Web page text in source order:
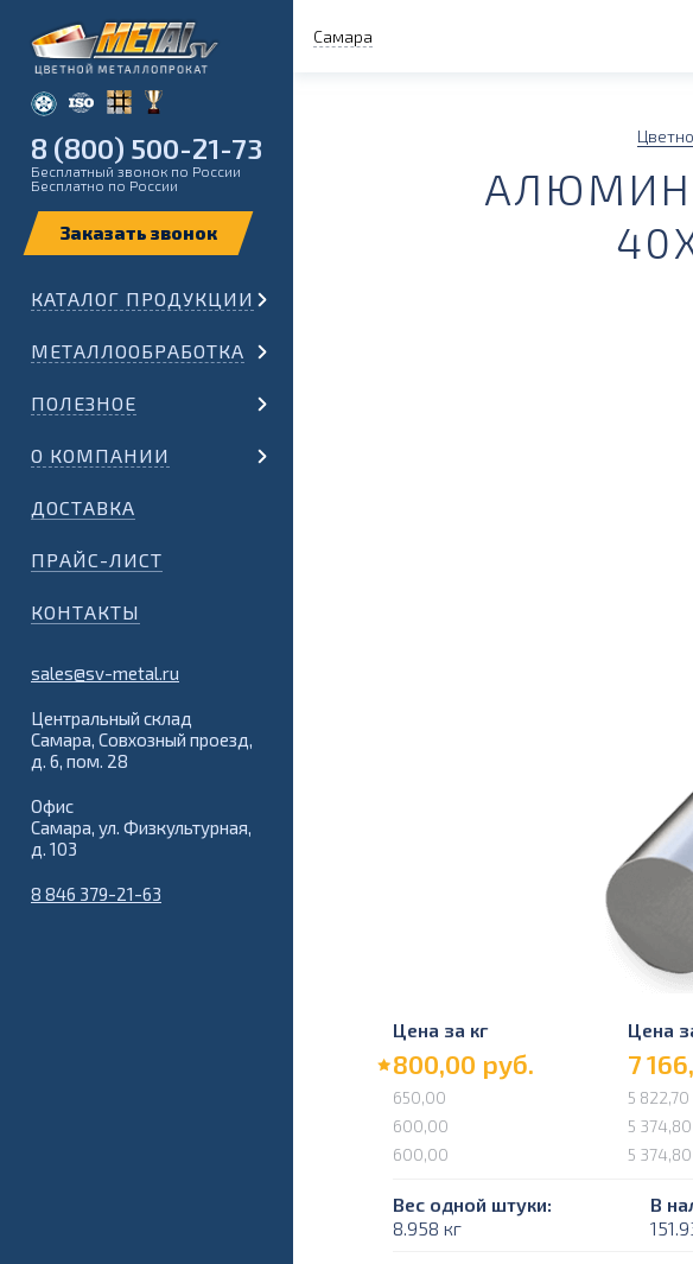
Самара
8 (800) 500-21-73
Бесплатный звонок по России
Бесплатно по России
КАТАЛОГ ПРОДУКЦИИ
МЕТАЛЛООБРАБОТКА
ПОЛЕЗНОЕ
О КОМПАНИИ
ДОСТАВКА
ПРАЙС-ЛИСТ
КОНТАКТЫ
sales@sv-metal.ru
Центральный склад
Самара, Совхозный проезд,
д. 6, пом. 28
Офис
Самара, ул. Физкультурная,
д. 103
8 846 379-21-63
Цена за кг Цена
800,00 руб. 7
650,00
5 822,70
600,00
5 374,80
600,00
5 374,80
Вес одной штуки:
8.958 кг
В